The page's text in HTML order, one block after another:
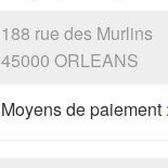
188 rue des Murlins
45000 ORLEANS
Moyens de paiement :